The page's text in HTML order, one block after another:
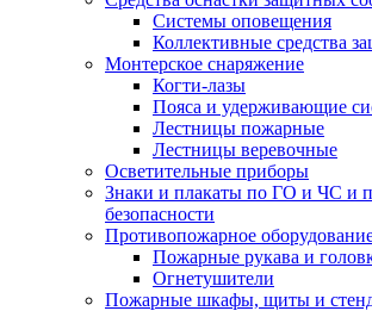
Системы оповещения
Коллективные средства
Монтерское снаряжение
Когти-лазы
Пояса и удерживающие
Лестницы пожарные
Лестницы веревочные
Осветительные приборы
Знаки и плакаты по ГО и ЧС и
безопасности
Противопожарное
Пожарные рукава и
Огнетушители
Пожарные шкафы, щиты и